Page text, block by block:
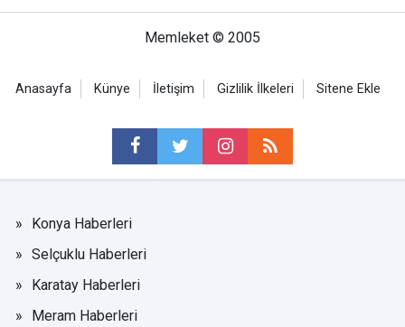
Memleket © 2005
Anasayfa Künye İletişim Gizlilik İlkeleri Sitene Ekle
Konya Haberleri
Selçuklu Haberleri
Karatay Haberleri
Meram Haberleri